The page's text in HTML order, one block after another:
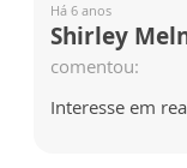
Há 6 anos
Shirley
comentou:
Interesse em